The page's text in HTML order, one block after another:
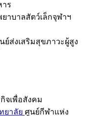
ร
ยาบาลสัตว์เล็กจุฬาฯ
ย์ส่งเสริมสุขภาวะผู้สูง
จเพื่อสังคม
ยาลัย ศูนย์กีฬาแห่ง